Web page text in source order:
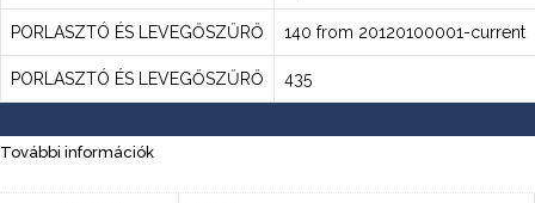
PORLASZTÓ ÉS LEVEGŐSZŰRŐ 140 from 20120100001-current
PORLASZTÓ ÉS LEVEGŐSZŰRŐ 435
További információk